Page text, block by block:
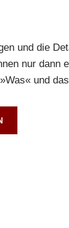
und die
nur dann
und